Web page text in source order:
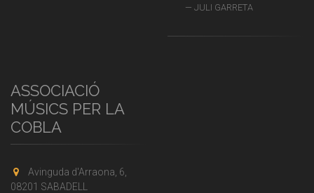
JULI GARRETA
ASSOCIACIÓ
MÚSICS PER LA
COBLA
Avinguda d'Arraona, 6,
08201 SABADELL